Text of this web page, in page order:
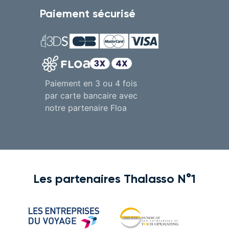
Paiement sécurisé
Paiement en 3 ou 4 fois
par carte bancaire avec
notre partenaire Floa
Les partenaires Thalasso N°1